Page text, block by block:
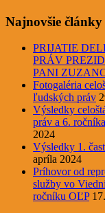
Najnovšie články
PRIJATIE
PRÁV
PANI
Fotogaléria
ľudských práv
Výsledky
práv a 6.
2024
Výsledky 1.
apríla 2024
Príhovor od
služby vo
ročníku OĽP